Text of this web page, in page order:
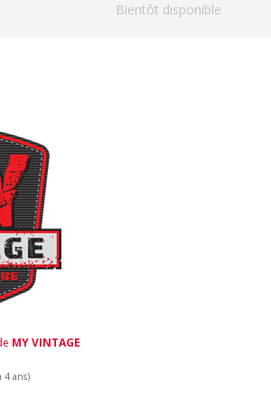
Bientôt disponible
MY VINTAGE
4 ans)